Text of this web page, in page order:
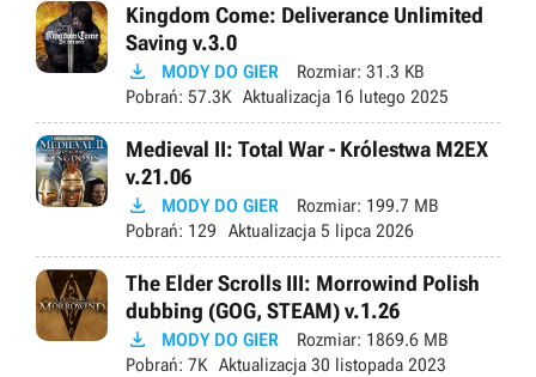
Kingdom Come: Deliverance Unlimited
Saving v.3.0
 MODY DO GIER Rozmiar: 31.3 KB
Pobrań: 57.3K Aktualizacja 16 lutego 2025
Medieval II: Total War - Królestwa M2EX
v.21.06
 MODY DO GIER Rozmiar: 199.7 MB
Pobrań: 129 Aktualizacja 5 lipca 2026
The Elder Scrolls III: Morrowind Polish
dubbing (GOG, STEAM) v.1.26
 MODY DO GIER Rozmiar: 1869.6 MB
Pobrań: 7K Aktualizacja 30 listopada 2023